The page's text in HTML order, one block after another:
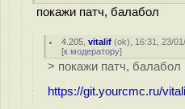
покажи патч, балабол
4.205 ,vitalif (ok), 16:31, 23/
[к модератору]
> покажи патч, балабол
https://git.yourcmc.ru/